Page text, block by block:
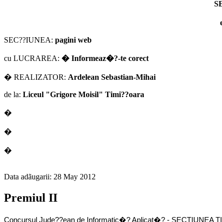
SEC??IUNEA: pagini web
cu LUCRAREA: � Informeaz�?-te corect
� REALIZATOR: Ardelean Sebastian-Mihai
de la: Liceul "Grigore Moisil" Timi??oara
�
�
�
Data adãugarii: 28 May 2012
Premiul II
Concursul Jude??ean de Informatic�? Aplicat�? - SECTIUNEA